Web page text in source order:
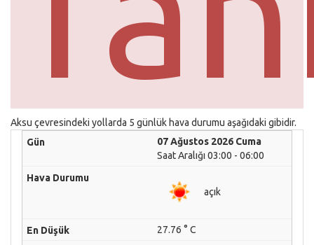
Aksu çevresindeki yollarda 5 günlük hava durumu aşağıdaki gibidir.
07 Ağustos 2026 Cuma
Saat Aralığı 03:00 - 06:00
açık
27.76 ° C